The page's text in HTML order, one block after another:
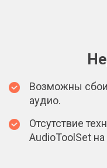
Возможны
аудио.
Отсутствие
AudioToolSet